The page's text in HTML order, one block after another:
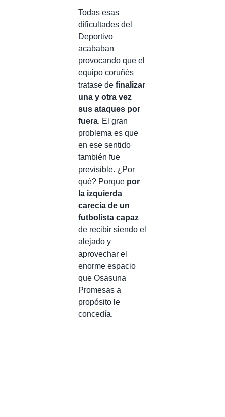
Todas esas
dificultades del
Deportivo
acababan
provocando que el
equipo coruñés
tratase de finalizar
una y otra vez
sus ataques por
fuera. El gran
problema es que
en ese sentido
también fue
previsible. ¿Por
qué? Porque por
la izquierda
carecía de un
futbolista capaz
de recibir siendo el
alejado y
aprovechar el
enorme espacio
que Osasuna
Promesas a
propósito le
concedía.